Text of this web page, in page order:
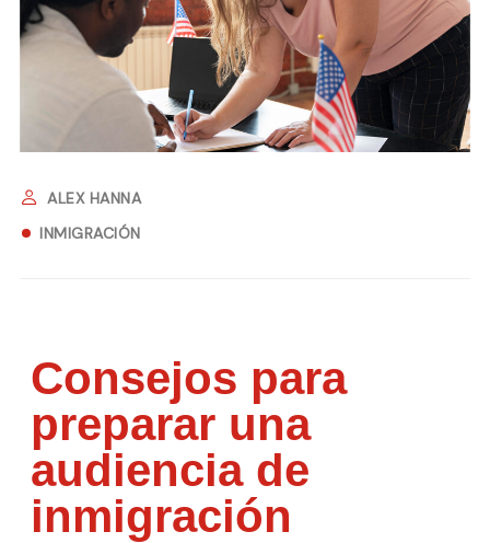
ALEX HANNA
INMIGRACIÓN
Consejos para
preparar una
audiencia de
inmigración